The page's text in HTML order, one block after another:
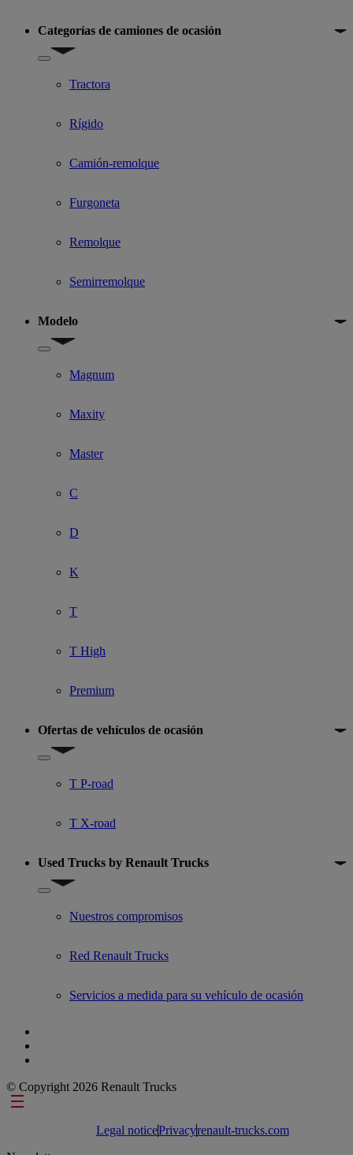
Categorías de camiones de ocasión
Show submenu for Categorías de camiones de ocasión
Tractora
Rígido
Camión-remolque
Furgoneta
Remolque
Semirremolque
Modelo
Show submenu for Modelo
Magnum
Maxity
Master
C
D
K
T
T High
Premium
Ofertas de vehículos de ocasión
Show submenu for Ofertas de vehículos de ocasión
T P-road
T X-road
Used Trucks by Renault Trucks
Show submenu for Used Trucks by Renault Trucks
Nuestros compromisos
Red Renault Trucks
Servicios a medida para su vehículo de ocasión
© Copyright 2026 Renault Trucks
Footer links
Legal noticePrivacyrenault-trucks.com